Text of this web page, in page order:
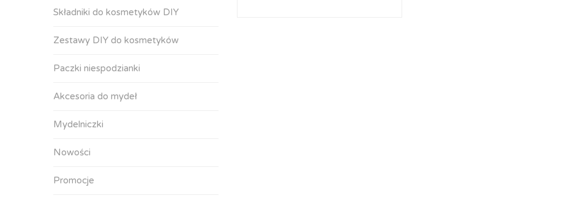
Składniki do kosmetyków DIY
Zestawy DIY do kosmetyków
Paczki niespodzianki
Akcesoria do mydeł
Mydelniczki
Nowości
Promocje